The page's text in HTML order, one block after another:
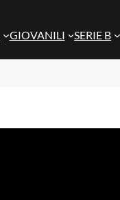
GIOVANILI SERIE B